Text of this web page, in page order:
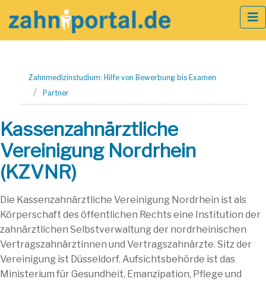
springen
Zahnmedizinstudium: Hilfe von Bewerbung bis Examen
Partner
Kassenzahnärztliche
Vereinigung Nordrhein
(KZVNR)
Die Kassenzahnärztliche Vereinigung Nordrhein ist als
Körperschaft des öffentlichen Rechts eine Institution der
zahnärztlichen Selbstverwaltung der nordrheinischen
Vertragszahnärztinnen und Vertragszahnärzte. Sitz der
Vereinigung ist Düsseldorf. Aufsichtsbehörde ist das
Ministerium für Gesundheit, Emanzipation, Pflege und